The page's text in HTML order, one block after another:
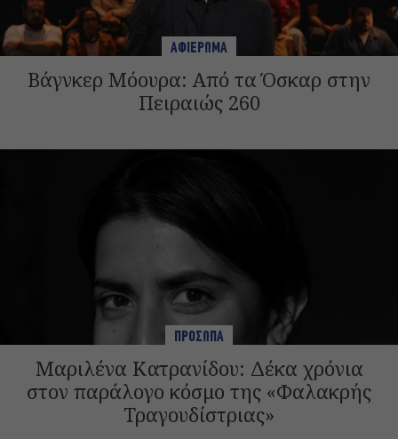
ΑΦΙΕΡΩΜΑ
Βάγνκερ Μόουρα: Από τα Όσκαρ στην
Πειραιώς 260
ΠΡΟΣΩΠΑ
Μαριλένα Κατρανίδου: Δέκα χρόνια
στον παράλογο κόσμο της «Φαλακρής
Τραγουδίστριας»